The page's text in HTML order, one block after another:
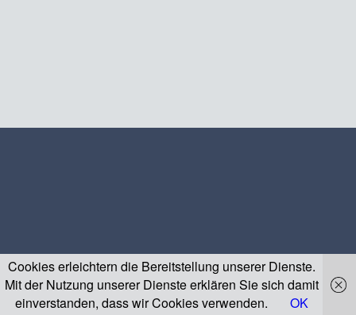
Cookies erleichtern die Bereitstellung unserer Dienste.
Mit der Nutzung unserer Dienste erklären Sie sich damit
einverstanden, dass wir Cookies verwenden.
OK